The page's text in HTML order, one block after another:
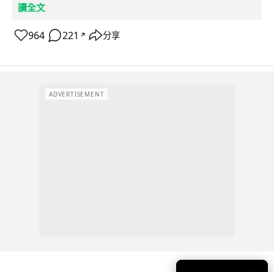
讀全文
964 221 ↗ 分享
ADVERTISEMENT